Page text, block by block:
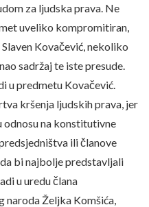
za ljudska prava. Ne
uveliko kompromitiran,
Kovačević, nekoliko
sadržaj te iste presude.
u predmetu Kovačević.
kršenja ljudskih prava, jer
odnosu na konstitutivne
ili članove
bi najbolje predstavljali
u uredu člana
Željka Komšića,